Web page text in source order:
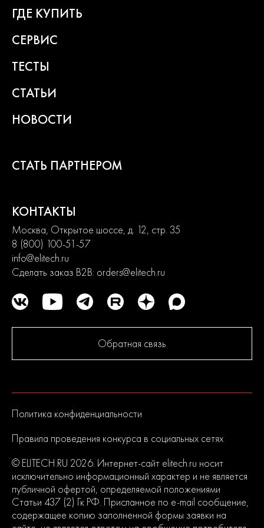
ГДЕ КУПИТЬ
СЕРВИС
ТЕСТЫ
СТАТЬИ
НОВОСТИ
СТАТЬ ПАРТНЕРОМ
КОНТАКТЫ
Москва, Открытое шоссе, д. 12, стр. 35
8 (800) 100-51-57
info@elitech.ru
Сделать заказ B2B: orders@elitech.ru
Обратная связь
Политика конфиденциальности
Правила проведения конкурса в социальных сетях
© ELITECH.RU 2026. Интернет-сайт elitech.ru носит
исключительно информационный характер и не является
публичной офертой, определяемой положениями
Статьи 437 (2) Гк РФ. Присланное по e-mail сообщение,
содержащее копию заполненной формы заявки на